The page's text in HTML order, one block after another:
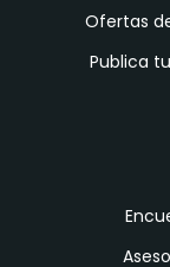
Ofertas
Publica